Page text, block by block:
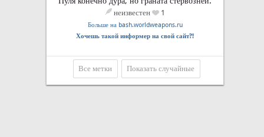
неизвестен 1
Больше на bash.worldweapons.ru
Хочешь такой информер на свой сайт?!
Все метки Показать случайные